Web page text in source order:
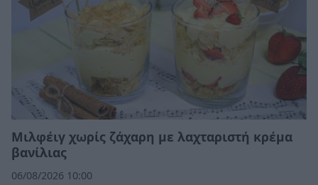
Μιλφέιγ χωρίς ζάχαρη με λαχταριστή κρέμα
βανίλιας
06/08/2026 10:00